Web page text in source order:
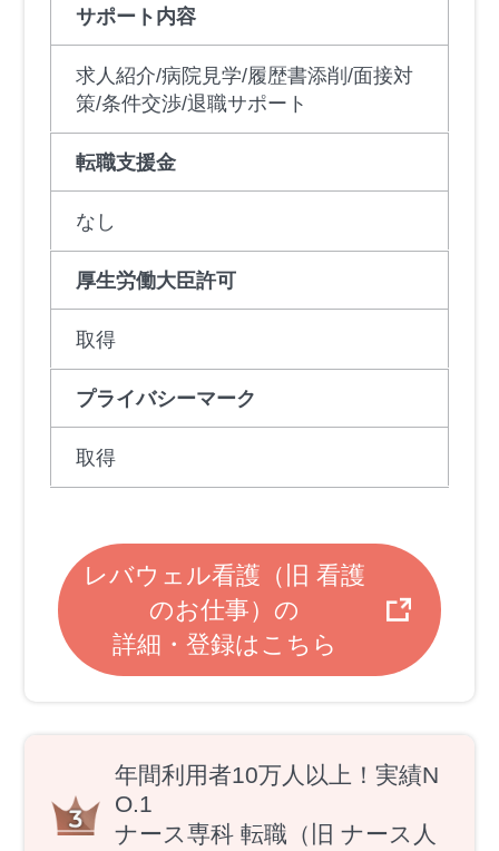
サポート内容
求人紹介/病院見学/履歴書添削/面接対
策/条件交渉/退職サポート
転職支援金
なし
厚生労働大臣許可
取得
プライバシーマーク
取得
レバウェル看護（旧 看護
のお仕事）の
詳細・登録はこちら
年間利用者10万人以上！実績N
O.1
ナース専科 転職（旧 ナース人